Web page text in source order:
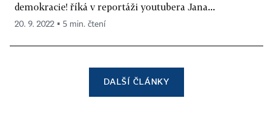
demokracie! říká v reportáži youtubera Jana...
20. 9. 2022 ▪ 5 min. čtení
DALŠÍ ČLÁNKY